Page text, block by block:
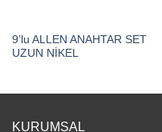
9’lu ALLEN ANAHTAR SET
UZUN NİKEL
KURUMSAL